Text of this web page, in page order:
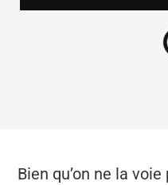
Bien qu’on ne la